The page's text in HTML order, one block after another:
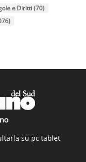
e Diritti(70)
su pc tablet